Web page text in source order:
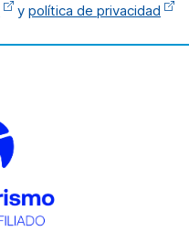
ypolítica de privacidad